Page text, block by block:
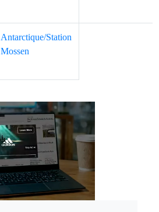
Antarctique/Station
Mossen